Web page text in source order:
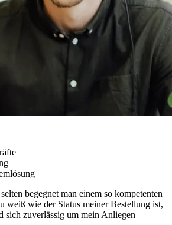
begegnet man einem so kompetenten
weiß wie der Status meiner Bestellung ist,
sich zuverlässig um mein Anliegen